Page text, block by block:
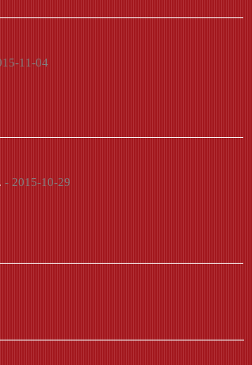
11-04
- 2015-10-29